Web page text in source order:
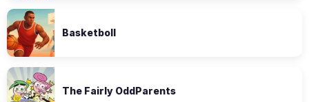
Basketboll
The Fairly OddParents